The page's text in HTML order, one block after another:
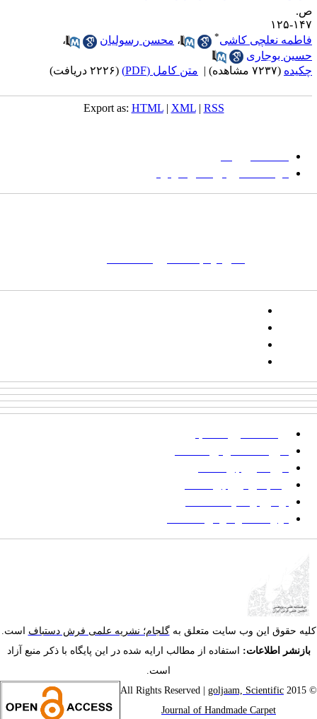
۱۲۵
نعلچی کاشی
،محسن رسولیان
،
بوجاری
(۷۲۳۷ مشاهده) | متن کامل (PDF) (۲۲۲۶ دریافت)
Export as:HTML |XML|RSS
دانشگاه بیرجند
مؤسسه آموزش عالی فردوس
تلفن:
شماره همراه: ۰۹۳۹۳۸۵۵۵۴۴
پیامک: ۱۰۰۰۹۵۴۶۸۹۲۳۱۵
ایمیل:
پرداخت صورتحساب
شیوه‌نامه نگارش مقالات
فرایند ارزیابی مقاله
زمانبندی ارزیابی مقاله
توضیح وضعیت مقالات
فهرست موضوعی مقاله‌ها
حقوق این وب سایت متعلق بهگلجام؛ نشریه علمی فرش دستبافاست.
اطلاعات:استفاده از مطالب ارایه شده در این پایگاه با ذکر منبع آزاد
است.
©
goljaam, Scientific
Journal of Handmade Carpet